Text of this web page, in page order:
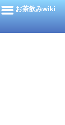
お茶飲みwiki